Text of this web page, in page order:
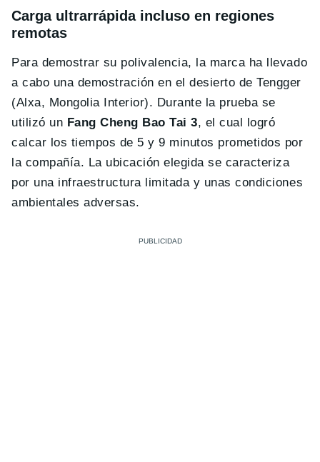
Carga ultrarrápida incluso en regiones
remotas
Para demostrar su polivalencia, la marca ha llevado
a cabo una demostración en el desierto de Tengger
(Alxa, Mongolia Interior) . Durante la prueba se
utilizó un Fang Cheng Bao Tai 3, el cual logró
calcar los tiempos de 5 y 9 minutos prometidos por
la compañía. La ubicación elegida se caracteriza
por una infraestructura limitada y unas condiciones
ambientales adversas.